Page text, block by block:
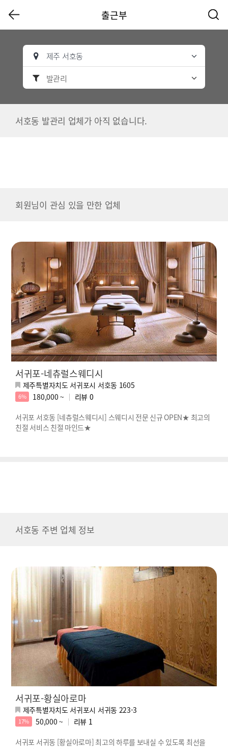
출근부
제주 서호동
발관리
서호동 발관리 업체가 아직 없습니다.
회원님이 관심 있을 만한 업체
서귀포-네츄럴스웨디시
제주특별자치도 서귀포시 서호동 1605
6% 180,000 ~ 리뷰 0
서귀포 서호동 [네츄럴스웨디시] 스웨디시 전문 신규 OPEN★ 최고의
친절 서비스 친절 마인드★
서호동 주변 업체 정보
서귀포-황실아로마
제주특별자치도 서귀포시 서귀동 223-3
17% 50,000 ~ 리뷰 1
서귀포 서귀동 [황실아로마] 최고의 하루를 보내실 수 있도록 최선을